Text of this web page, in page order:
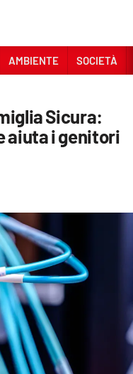
AMBIENTE SOCIETÀ
Sicura:
aiuta i genitori